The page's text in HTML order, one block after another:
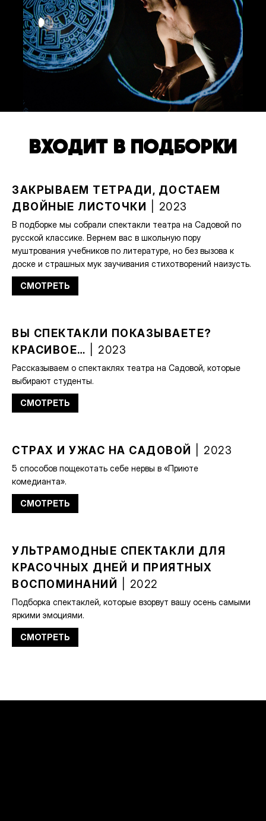
ВХОДИТ В ПОДБОРКИ
ЗАКРЫВАЕМ ТЕТРАДИ, ДОСТАЕМ
ДВОЙНЫЕ ЛИСТОЧКИ
| 2023
В подборке мы собрали спектакли театра на Садовой по
русской классике. Вернем вас в школьную пору
муштрования учебников по литературе, но без вызова к
доске и страшных мук заучивания стихотворений наизусть.
СМОТРЕТЬ
ВЫ СПЕКТАКЛИ ПОКАЗЫВАЕТЕ?
КРАСИВОЕ… | 2023
Рассказываем о спектаклях театра на Садовой, которые
выбирают студенты.
СМОТРЕТЬ
СТРАХ И УЖАС НА САДОВОЙ | 2023
5 способов пощекотать себе нервы в «Приюте
комедианта».
СМОТРЕТЬ
УЛЬТРАМОДНЫЕ СПЕКТАКЛИ ДЛЯ
КРАСОЧНЫХ ДНЕЙ И ПРИЯТНЫХ
ВОСПОМИНАНИЙ
| 2022
Подборка спектаклей, которые взорвут вашу осень самыми
яркими эмоциями.
СМОТРЕТЬ